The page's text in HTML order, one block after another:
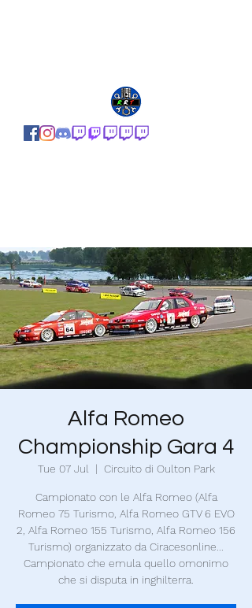
Alfa Romeo
Championship Gara 4
Tue 07 Jul
  |
Circuito di Oulton Park
Campionato con le Alfa Romeo (Alfa
Romeo 75 Turismo, Alfa Romeo GTV 6 EVO
2, Alfa Romeo 155 Turismo, Alfa Romeo 156
Turismo) organizzato da Ciracesonline...
Campionato che emula quello omonimo
che si disputa in inghilterra.